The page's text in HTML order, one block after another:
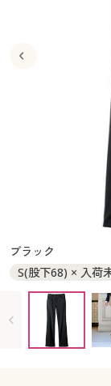
カーテン・ラグ
ジュニア・ティ
大きいサイズ通
大きいサイズ レ
大きいサイズ レ
大きいサイズ メ
大きいサイズ 事
シークレットセー
商品カテゴリ一
カタログ・チ
デジタルカタ
カタログ無料
カーテン・ラグ
ジュニア・ティ
大きいサイズ レ
大きいサイズ レ
大きいサイズ メ
大きいサイズ 事
シークレットセー
商品カテゴリ一
カタログ・チ
カタログ無料
会員メニュー
ブラック
S(股下68) × 入荷
M(股下68) ◎ 在
L(股下68) ◎ 在庫
LL(股下68) ◎ 在